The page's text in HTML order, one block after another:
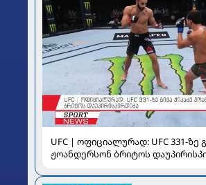
UFC | ოფიციალურად: UFC 331-ზე
ჟოანდერსონ ბრიტოს